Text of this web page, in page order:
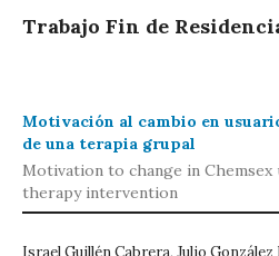
Trabajo Fin de
Motivación al cambio en
de una terapia grupal
Motivation to change in
therapy intervention
Israel Guillén Cabrera, Julio González